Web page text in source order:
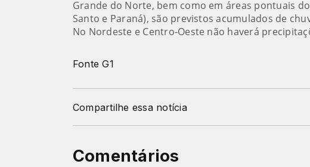
Grande do Norte, bem como em áreas pontuais
Santo e Paraná), são previstos acumulados de
No Nordeste e Centro-Oeste não haverá
Fonte G1
Compartilhe essa notícia
Comentários